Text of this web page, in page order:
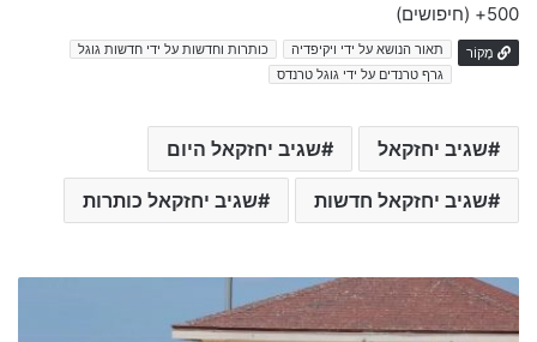
500+ (חיפושים)
מָקוֹר תאור הנושא על ידי ויקיפדיה
כותרות וחדשות על ידי חדשות גוגל
גרף טרנדים על ידי גוגל טרנדס
שגיב יחזקאל שגיב יחזקאל היום
שגיב יחזקאל חדשות שגיב יחזקאל כותרות
כ
ו